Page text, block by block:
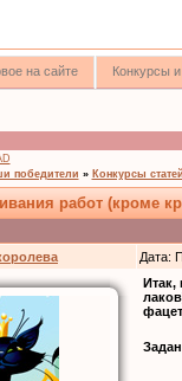
на сайте Конкурсы
победители » Конкурсы статей
работ (кроме
Дата: